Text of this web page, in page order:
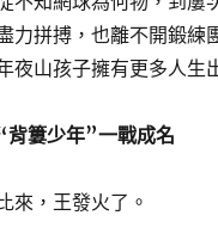
力拼搏，也離不開鍛練
夜山孩子擁有更多人生
背簍少年”一戰成名
來，王發火了。